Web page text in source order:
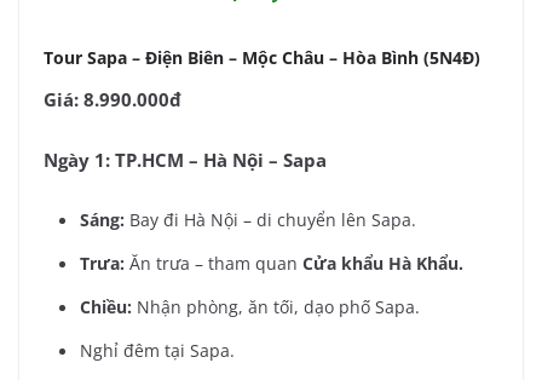
Tour Sapa – Điện Biên – Mộc Châu – Hòa Bình (5N4Đ)
Giá: 8.990.000đ
Ngày 1: TP.HCM – Hà Nội – Sapa
Sáng: Bay đi Hà Nội – di chuyển lên Sapa.
Trưa: Ăn trưa – tham quan Cửa khẩu Hà Khẩu.
Chiều: Nhận phòng, ăn tối, dạo phố Sapa.
Nghỉ đêm tại Sapa.